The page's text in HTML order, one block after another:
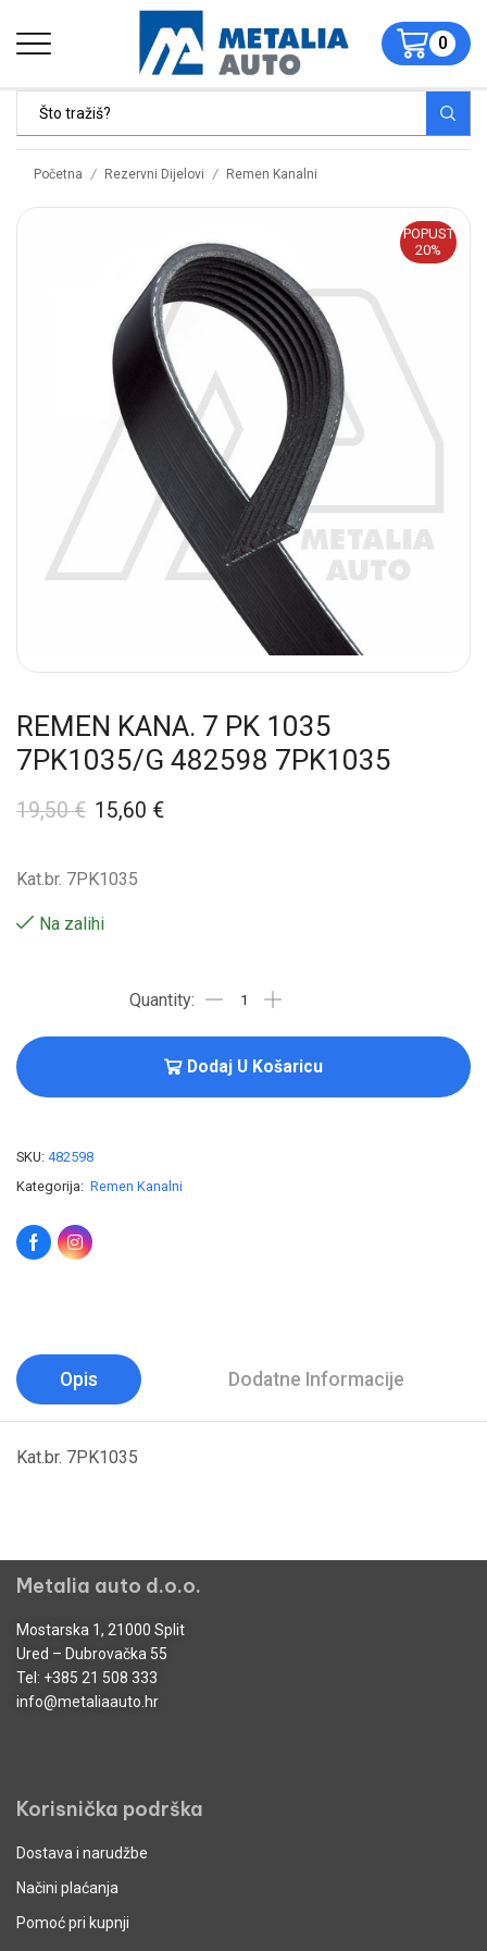
0
Početna / Rezervni Dijelovi / Remen Kanalni
POPUST
20%
REMEN KANA. 7 PK 1035
7PK1035/G 482598 7PK1035
19,50€ 15,60 €
Kat.br. 7PK1035
Na zalihi
Dodaj U Košaricu
SKU: 482598
Kategorija: Remen Kanalni
Opis Dodatne Informacije
Kat.br. 7PK1035
Metalia auto d.o.o.
Mostarska 1, 21000 Split
Ured – Dubrovačka 55
Tel: +385 21 508 333
info@metaliaauto.hr
Korisnička podrška
Dostava i narudžbe
Načini plaćanja
Pomoć pri kupnji